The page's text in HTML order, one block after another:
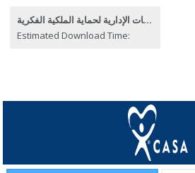
الآليات الإدارية لحماية الملكية الفكرية
Estimated Download Time: